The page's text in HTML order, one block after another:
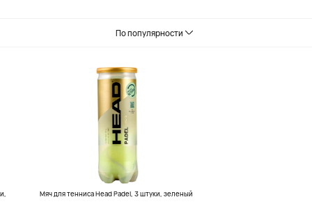
По популярности
Мяч для тенниса Head Padel, 3 штуки, зеленый